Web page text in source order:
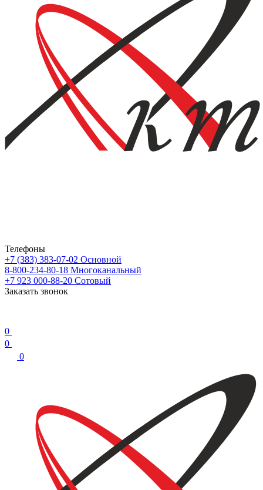
Телефоны
+7 (383) 383-07-02 Основной
8-800-234-80-18 Многоканальный
+7 923 000-88-20 Сотовый
Заказать звонок
0
0
0